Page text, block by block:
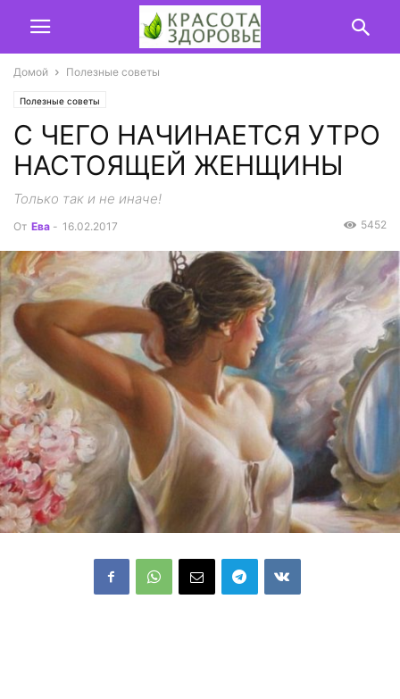
Домой Полезные советы
Полезные советы
С ЧЕГО НАЧИНАЕТСЯ УТРО
НАСТОЯЩЕЙ ЖЕНЩИНЫ
Только так и не иначе!
От Ева - 16.02.2017 5452